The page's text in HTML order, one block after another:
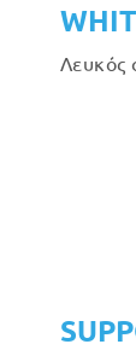
Λευκός